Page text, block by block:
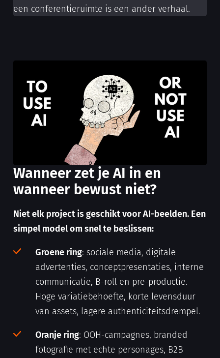
een conferentieruimte is een ander verhaal.
Wanneer zet je AI in en
wanneer bewust niet?
Niet elk project is geschikt voor AI-beelden. Een
simpel model om snel te beslissen:
Groene ring: sociale media, digitale
advertenties, conceptpresentaties, interne
communicatie, B-roll en pre-productie.
Hoge variatiebehoefte, korte levensduur
van assets, lagere authenticiteitsdrempel.
Oranje ring: OOH-campagnes, branded
fotografie met echte personages, B2B